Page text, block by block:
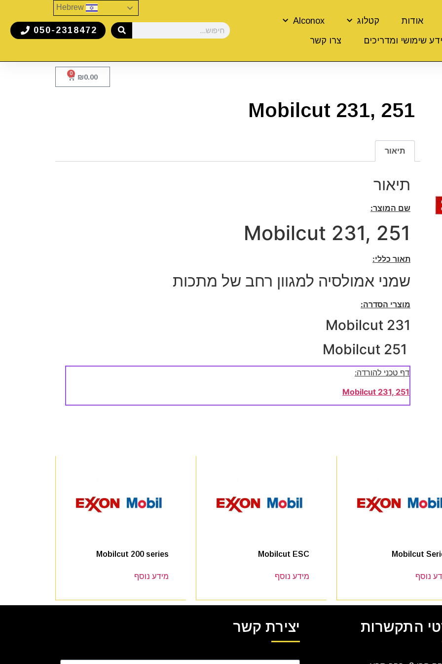
אודות קטלוג
Alconox
שימושי ומדריכים
צרו קשר
050-2318472
₪0.00
0
Mobilcut 231, 251
תיאור
תיאור
שם המוצר:
Mobilcut 231, 251
תאור כללי:
שמני אמולסיה למגוון רחב של מתכות
מוצרי הסדרה:
Mobilcut 231
דף טכני להורדה:
Mobilcut 231, 251
Mobilcut
נוסף
Mobilcut ESC
מידע נוסף
Mobilcut 200 series
מידע נוסף
התקשרות יצירת קשר
Hebrew